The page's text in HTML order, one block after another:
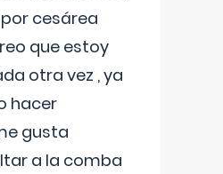
cesárea
que estoy
otra vez , ya
hacer
gusta
a la comba